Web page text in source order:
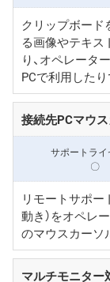
クリップボード
る画像やテキス
り、オペレータ
PCで利用したり
接続先PCマウ
〇
リモートサポー
動き）をオペレ
のマウスカーソ
マルチモニター